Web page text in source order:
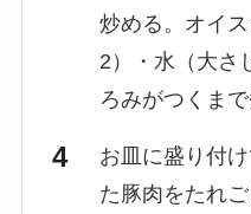
炒める。オイ
2）・水（大さ
ろみがつくまで
お皿に盛り付
た豚肉をたれ